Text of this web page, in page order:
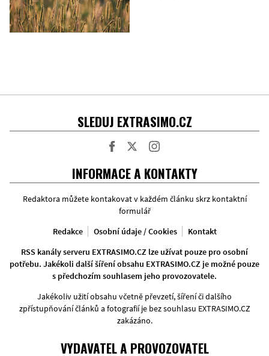
SLEDUJ EXTRASIMO.CZ
INFORMACE A KONTAKTY
Redaktora můžete kontakovat v každém článku skrz kontaktní
formulář
Redakce
Osobní údaje / Cookies
Kontakt
RSS kanály serveru EXTRASIMO.CZ lze užívat pouze pro osobní
potřebu. Jakékoli další šíření obsahu EXTRASIMO.CZ je možné pouze
s předchozím souhlasem jeho provozovatele.
Jakékoliv užití obsahu včetně převzetí, šíření či dalšího
zpřístupňování článků a fotografií je bez souhlasu EXTRASIMO.CZ
zakázáno.
VYDAVATEL A PROVOZOVATEL